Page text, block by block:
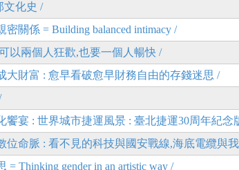
文化史 /
密關係 = Building balanced intimacy /
以兩個人狂歡,也要一個人暢快 /
大財富 : 愈早看破愈早財務自由的存錢迷思 /
饗宴 : 世界城市捷運風景 : 臺北捷運30周年紀念
位命脈 : 看不見的科技與國安戰線,海底電纜與
= Thinking gender in an artistic way /